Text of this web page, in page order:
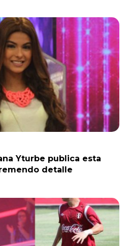
Yturbe publica esta
detalle